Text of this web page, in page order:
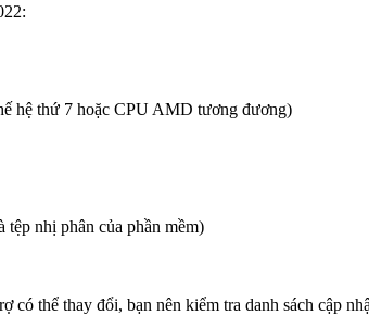
hệ thứ 7 hoặc CPU AMD tương đương)
nhị phân của phần mềm)
thể thay đổi, bạn nên kiểm tra danh sách cập